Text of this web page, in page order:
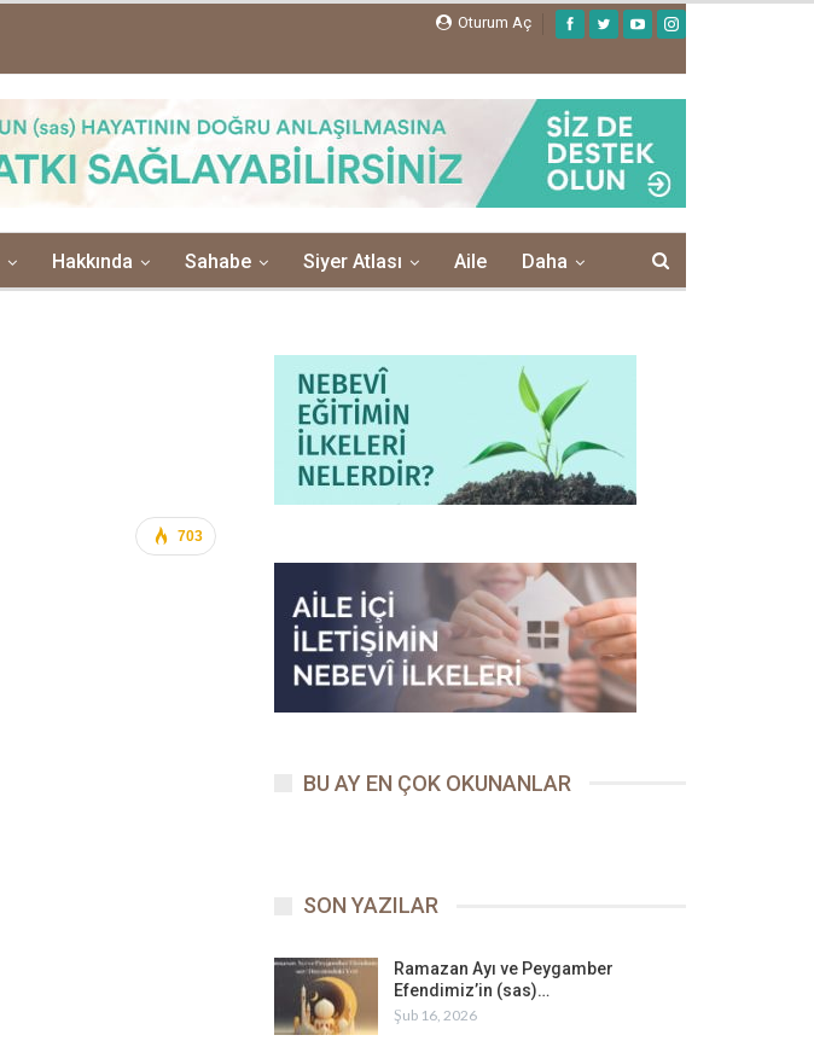
Oturum Aç
Hakkında Sahabe Siyer Atlası Aile Daha
703
BU AY EN ÇOK OKUNANLAR
SON YAZILAR
Ramazan Ayı ve Peygamber
Efendimiz’in (sas)…
Şub 16, 2026